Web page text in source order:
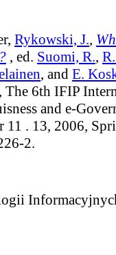
Rykowski, J.,
, ed. Suomi, R.,
, and E.
6th IFIP
and e-
11 . 13, 2006,
2.